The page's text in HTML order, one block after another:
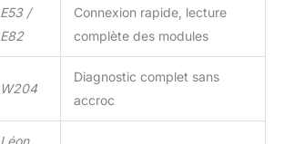
le côté du fabricant. La
liste détaillée et la
description de toutes les
demandées directement
par le fabricant iCarsoft.
E53 /
E82
Connexion rapide, lecture
complète des modules
W204
Diagnostic complet sans
accroc